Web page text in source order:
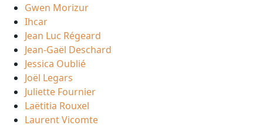
Gwen Morizur
Ihcar
Jean Luc Régeard
Jean-Gaël Deschard
Jessica Oublié
Joël Legars
Juliette Fournier
Laëtitia Rouxel
Laurent Vicomte